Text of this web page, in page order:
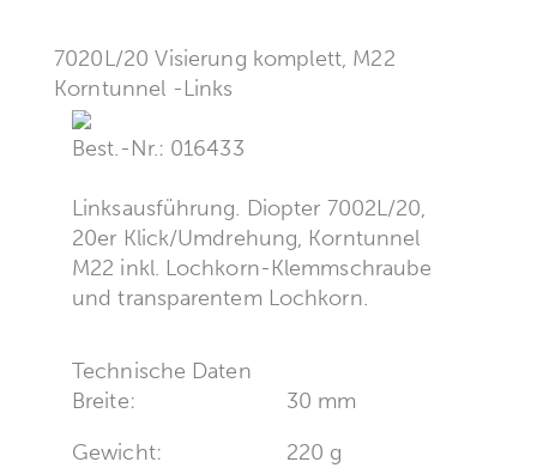
7020L/20 Visierung komplett, M22
Korntunnel -Links
Best.-Nr.: 016433
Linksausführung. Diopter 7002L/20,
20er Klick/Umdrehung, Korntunnel
M22 inkl. Lochkorn-Klemmschraube
und transparentem Lochkorn.
Technische Daten
Breite:
30 mm
Gewicht:
220 g